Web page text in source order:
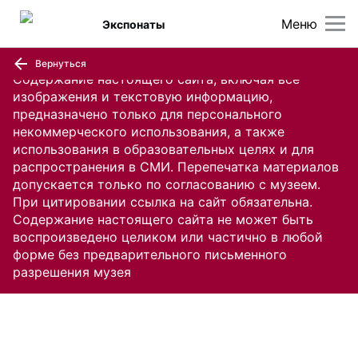
Содержание настоящего сайта, включая все
изображения и текстовую информацию,
предназначено только для персонального
некоммерческого использования, а также
использования в образовательных целях и для
распространения в СМИ. Перепечатка материалов
допускается только по согласованию с музеем.
При цитировании ссылка на сайт обязательна.
Содержание настоящего сайта не может быть
воспроизведено целиком или частично в любой
форме без предварительного письменного
разрешения музея
Меню
Экспонаты
Вернуться